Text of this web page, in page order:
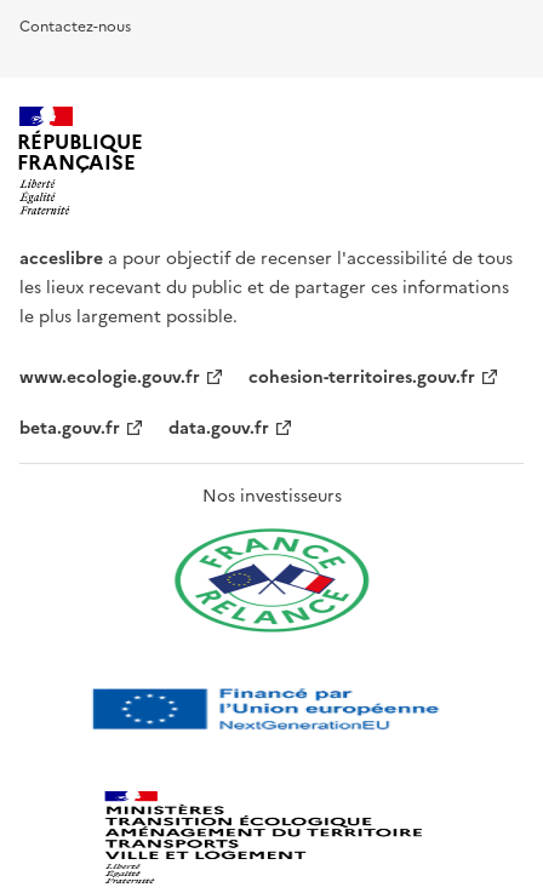
Contactez-nous
RÉPUBLIQUE
FRANÇAISE
acceslibre a pour objectif de recenser l'accessibilité de tous
les lieux recevant du public et de partager ces informations
le plus largement possible.
www.ecologie.gouv.fr
cohesion-territoires.gouv.fr
beta.gouv.fr
data.gouv.fr
Nos investisseurs